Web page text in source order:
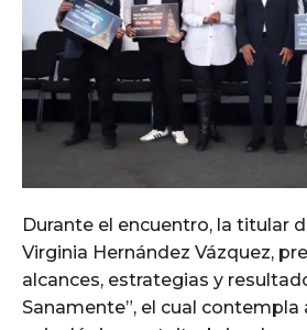
Durante el encuentro, la titular
Virginia Hernández Vázquez,
alcances, estrategias y
Sanamente”, el cual contempla